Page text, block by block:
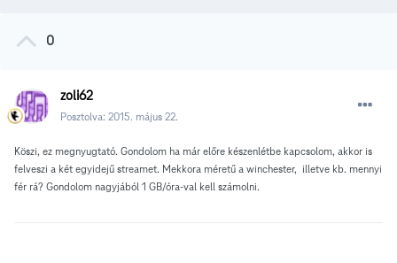
0
zoli62
Posztolva: 2015. május 22.
Köszi, ez megnyugtató. Gondolom ha már előre készenlétbe kapcsolom, akkor is
felveszi a két egyidejű streamet. Mekkora méretű a winchester, illetve kb. mennyi
fér rá? Gondolom nagyjából 1 GB/óra-val kell számolni.